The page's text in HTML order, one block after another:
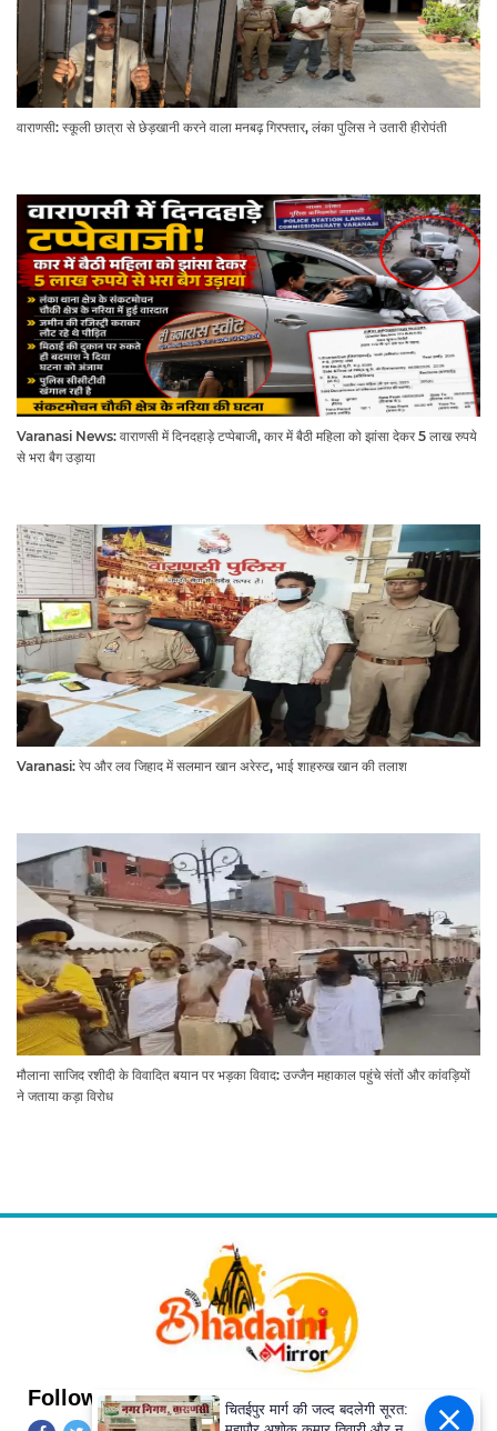
वाराणसी: स्कूली छात्रा से छेड़खानी करने वाला मनबढ़ गिरफ्तार, लंका पुलिस ने उतारी हीरोपंती
Varanasi News: वाराणसी में दिनदहाड़े टप्पेबाजी, कार में बैठी महिला को झांसा देकर 5 लाख रुपये
से भरा बैग उड़ाया
Varanasi: रेप और लव जिहाद में सलमान खान अरेस्ट, भाई शाहरुख खान की तलाश
मौलाना साजिद रशीदी के विवादित बयान पर भड़का विवाद: उज्जैन महाकाल पहुंचे संतों और कांवड़ियों
ने जताया कड़ा विरोध
Follow Us
चितईपुर मार्ग की जल्द बदलेगी सूरत: